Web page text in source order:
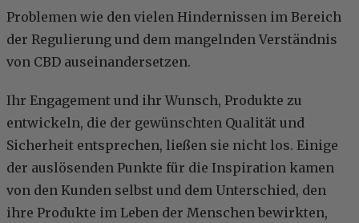
Problemen wie den vielen Hindernissen im Bereich
der Regulierung und dem mangelnden Verständnis
von CBD auseinandersetzen.
Ihr Engagement und ihr Wunsch, Produkte zu
entwickeln, die der gewünschten Qualität und
Sicherheit entsprechen, ließen sie nicht los. Einige
der auslösenden Punkte für die Inspiration kamen
von den Kunden selbst und dem Unterschied, den
ihre Produkte im Leben der Menschen bewirkten,